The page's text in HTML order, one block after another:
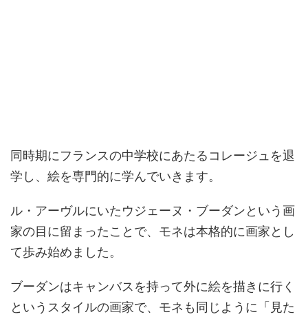
同時期にフランスの中学校にあたるコレージュを退
学し、絵を専門的に学んでいきます。
ル・アーヴルにいたウジェーヌ・ブーダンという画
家の目に留まったことで、モネは本格的に画家とし
て歩み始めました。
ブーダンはキャンバスを持って外に絵を描きに行く
というスタイルの画家で、モネも同じように「見た